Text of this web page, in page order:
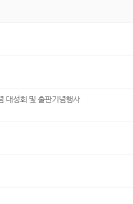
대성회 및 출판기념행사